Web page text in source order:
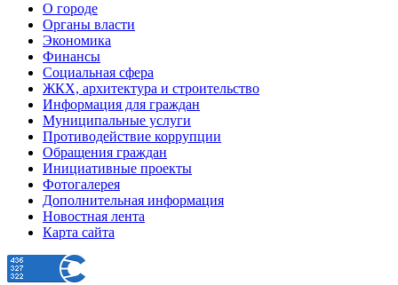
О городе
Органы власти
Экономика
Финансы
Социальная сфера
ЖКХ, архитектура и строительство
Информация для граждан
Муниципальные услуги
Противодействие коррупции
Обращения граждан
Инициативные проекты
Фотогалерея
Дополнительная информация
Новостная лента
Карта сайта